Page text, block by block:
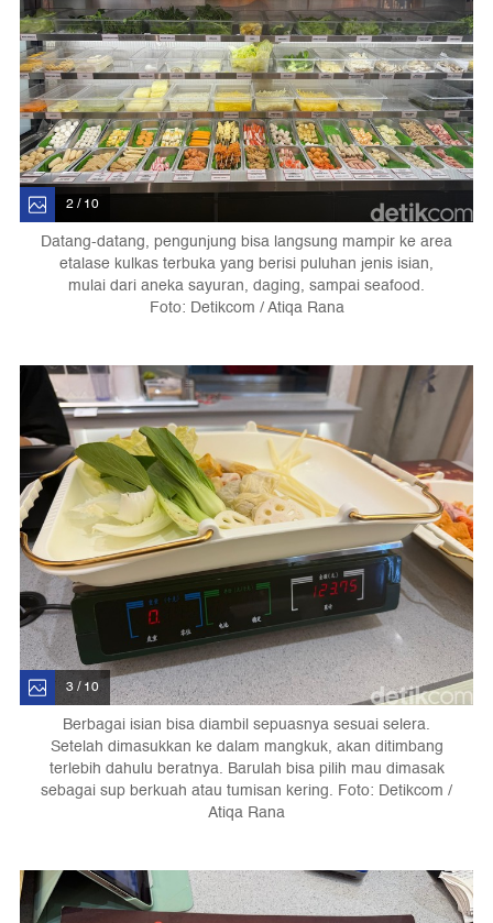
2 / 10
Datang-datang, pengunjung bisa langsung mampir ke area
etalase kulkas terbuka yang berisi puluhan jenis isian,
mulai dari aneka sayuran, daging, sampai seafood.
Foto: Detikcom / Atiqa Rana
3 / 10
Berbagai isian bisa diambil sepuasnya sesuai selera.
Setelah dimasukkan ke dalam mangkuk, akan ditimbang
terlebih dahulu beratnya. Barulah bisa pilih mau dimasak
sebagai sup berkuah atau tumisan kering. Foto: Detikcom /
Atiqa Rana